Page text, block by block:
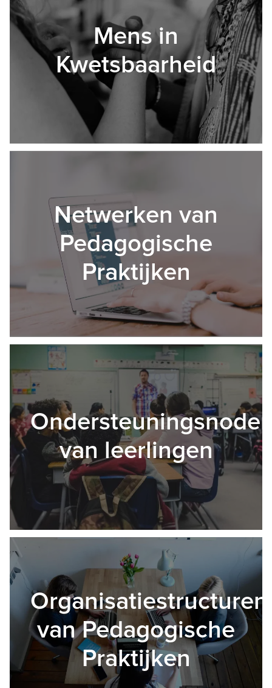
Mens in
Kwetsbaarheid
Netwerken van
Pedagogische
Praktijken
van leerlingen
Organisatiestructuren
van Pedagogische
Praktijken